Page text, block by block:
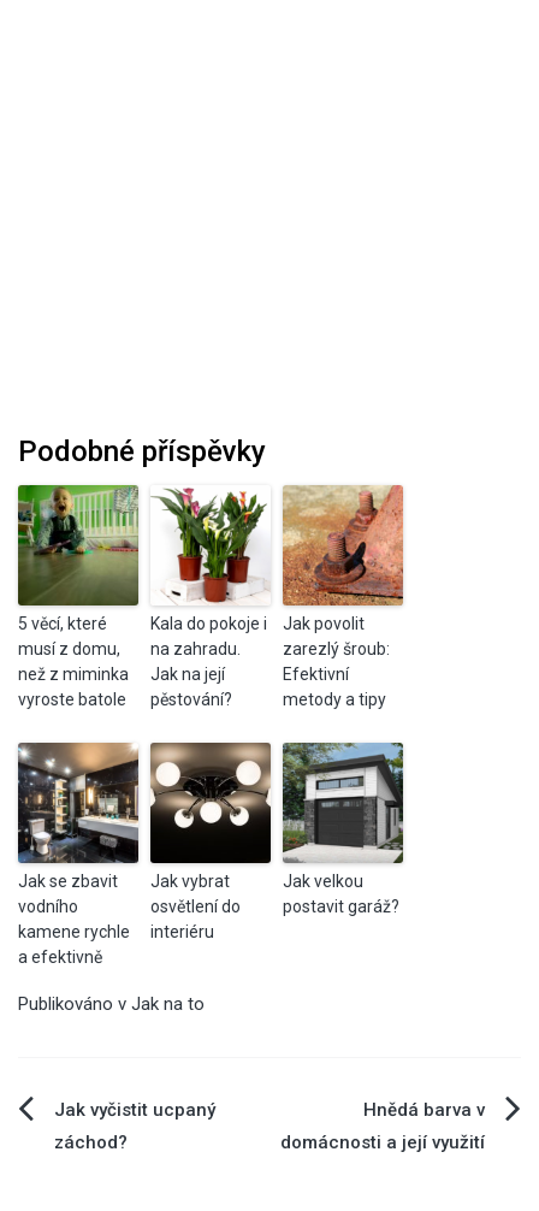
Podobné příspěvky
5 věcí, které
musí z domu,
než z miminka
vyroste batole
Kala do pokoje i
na zahradu.
Jak na její
pěstování?
Jak povolit
zarezlý šroub:
Efektivní
metody a tipy
Jak se zbavit
vodního
kamene rychle
a efektivně
Jak vybrat
osvětlení do
interiéru
Jak velkou
postavit garáž?
Publikováno v Jak na to
Navigace
Jak vyčistit ucpaný
záchod?
Hnědá barva v
domácnosti a její využití